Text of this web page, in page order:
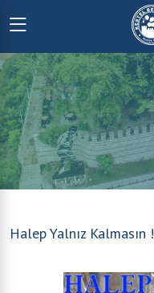
Halep Yalnız Kalmasın !